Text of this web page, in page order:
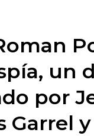
un
por
Garrel